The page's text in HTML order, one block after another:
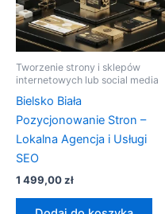
Tworzenie strony i sklepów
internetowych lub social media
Bielsko Biała
Pozycjonowanie Stron –
Lokalna Agencja i Usługi
SEO
1 499,00zł